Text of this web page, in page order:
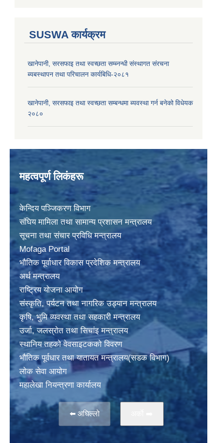
SUSWA कार्यक्रम
खानेपानी, सरसफाइ तथा स्वच्छता सम्ब्नन्धी संस्थागत संरचना
ब्यबस्थापन तथा परिचालन कार्यबिधि-२०८१
खानेपानी, सरसफाइ तथा स्वच्छता सम्बन्धमा ब्यवस्था गर्न बनेको विधेयक
२०८०
महत्वपूर्ण लिकंहरू
केन्दिय पञ्जिकरण विभाग
संघिय मामिला तथा सामान्य प्रशासन मन्त्रालय
सूचना तथा संचार प्रविधि मन्त्रालय
Mofaga Portal
भाैतिक पूर्वाधार विकास प्रदेशिक मन्त्रालय
अर्थ मन्त्रालय
राष्ट्रिय योजना आयोग
संस्कृति, पर्यटन तथा नागरिक उड्यान मन्त्रालय
कृषि, भुमि व्यवस्था तथा सहकारी मन्त्रालय
उर्जा, जलस्राेत तथा सिचांइ मन्त्रालय
स्थानिय तहकाे वेवसाइटककाे विवरण
भाैतिक पूर्वधार तथा यातायत मन्त्रालय(सडक विभाग)
लाेक सेवा आयोग
महालेखा नियन्त्रणा कार्यालय
⬅️ अघिल्लो